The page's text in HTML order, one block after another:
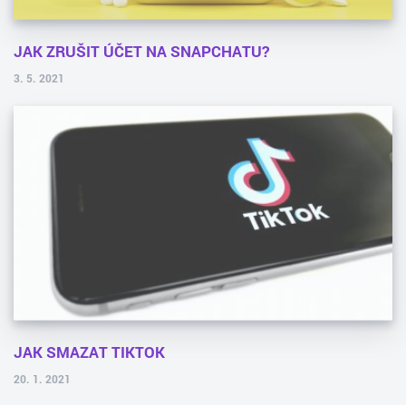
JAK ZRUŠIT ÚČET NA SNAPCHATU?
3. 5. 2021
JAK SMAZAT TIKTOK
20. 1. 2021